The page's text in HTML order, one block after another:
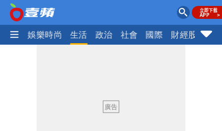
熱門 娛樂時尚 生活 政治 社會 國際 財經股市
很多謹慎判斷當時未被理解
陳時中給沈伯洋「3個建議」：別因選市